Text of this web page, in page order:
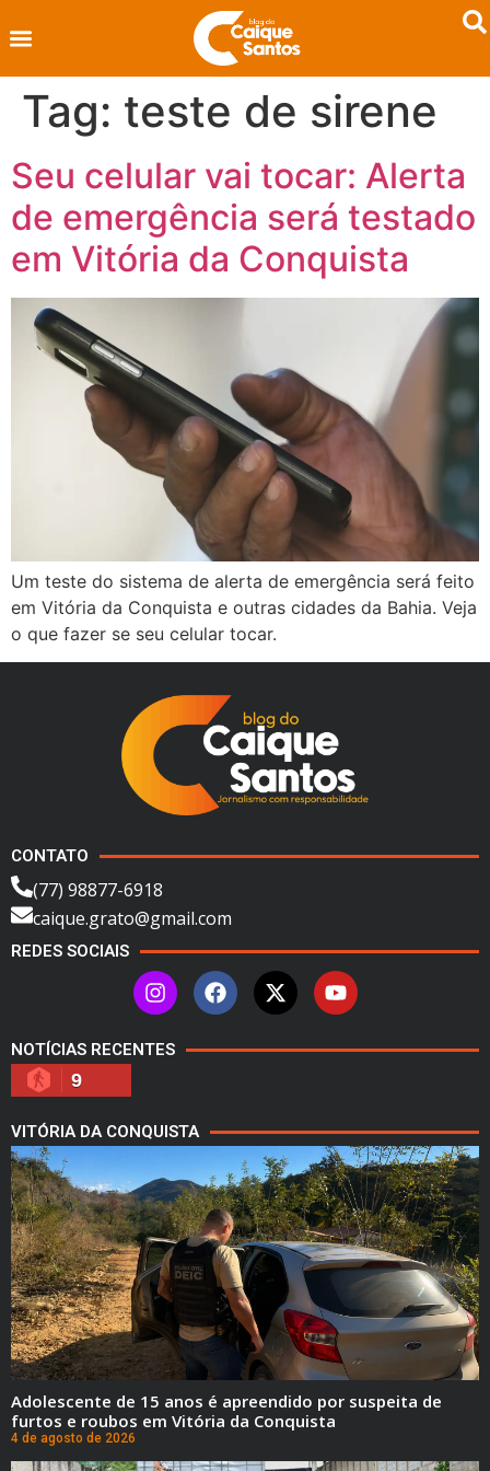
Tag: teste de sirene
Seu celular vai tocar: Alerta
de emergência será testado
em Vitória da Conquista
Um teste do sistema de alerta de emergência será feito
em Vitória da Conquista e outras cidades da Bahia. Veja
o que fazer se seu celular tocar.
CONTATO
(77) 98877-6918
caique.grato@gmail.com
REDES SOCIAIS
NOTÍCIAS RECENTES
9
VITÓRIA DA CONQUISTA
Adolescente de 15 anos é apreendido por suspeita de
furtos e roubos em Vitória da Conquista
4 de agosto de 2026